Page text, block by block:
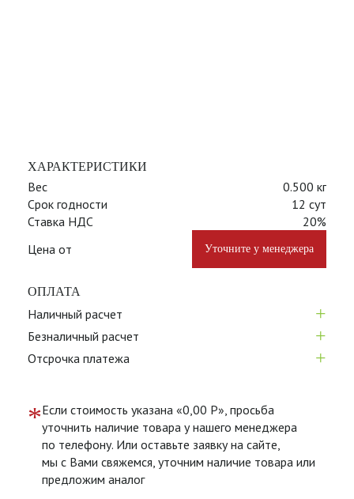
ХАРАКТЕРИСТИКИ
Вес
0.500 кг
Срок годности
12 сут
Ставка НДС
20%
Цена от
Уточните у менеджера
ОПЛАТА
Наличный расчет +
Безналичный расчет +
Отсрочка платежа +
*Если стоимость указана «0,00 Р», просьба
уточнить наличие товара у нашего менеджера
по телефону. Или оставьте заявку на сайте,
мы с Вами свяжемся, уточним наличие товара или
предложим аналог